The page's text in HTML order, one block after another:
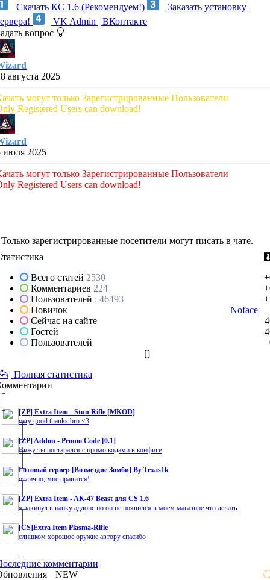
Скачать КС 1.6 (Рекомендуем!)
Заказать установку
VK Admin | ВКонтакте
вопрос
августа 2025
могут только Зарегистрированные Пользователи
Registered Users can download!
июля 2025
могут только Зарегистрированные Пользователи
Registered Users can download!
Только зарегистрированные посетители могут писать в чате.
Всего статей 2530
Комментариев 224
Пользователей : 46493
Новичок
Noface
Сейчас на сайте
Гостей
Пользователей
[]
Полная статистика
[ZP] Extra Item - Stun Rifle [MKOD]
very good thanks bro <3
[ZP] Addon - Promo Code [0.1]
Вижу ты постарался с промо кодами в конфиге
Готовый сервер [Возмездие Зомби] By Texas1k
отлично, мне нравится!
[ZP] Extra Item - AK-47 Beast для CS 1.6
я закинул в папку аддонс но он не появился в моем магазине что делать
[CS]Extra Item Plasma-Rifle
слишком хорошое оружие автору спасибо
комментарии
NEW